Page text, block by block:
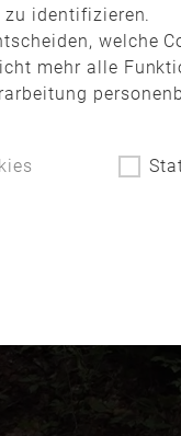
zu identifizieren.
welche
mehr alle